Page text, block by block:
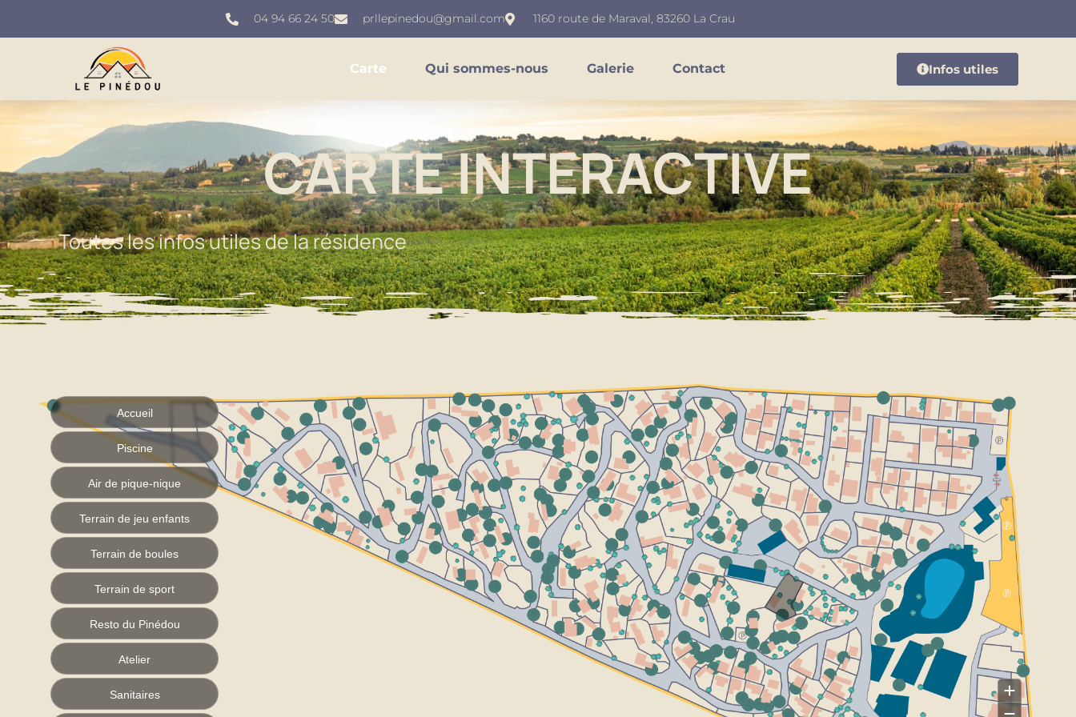
04 94 66 24 50 prllepinedou@gmail.com 1160 route de Maraval, 83260 La Crau
Carte Qui sommes-nous Galerie Contact Infos utiles
CARTE INTERACTIVE
Toutes les infos utiles de la résidence
Accueil
Piscine
Air de pique-nique
Terrain de jeu enfants
Terrain de boules
Terrain de sport
Resto du Pinédou
Atelier
Sanitaires